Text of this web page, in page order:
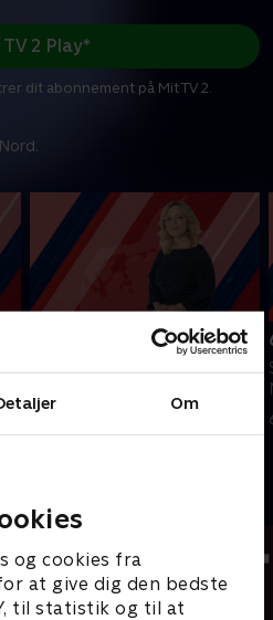
Om
og cookies fra
at give dig den bedste
til statistik og til at
TV 2 Play*
dit abonnement på Mit TV 2.